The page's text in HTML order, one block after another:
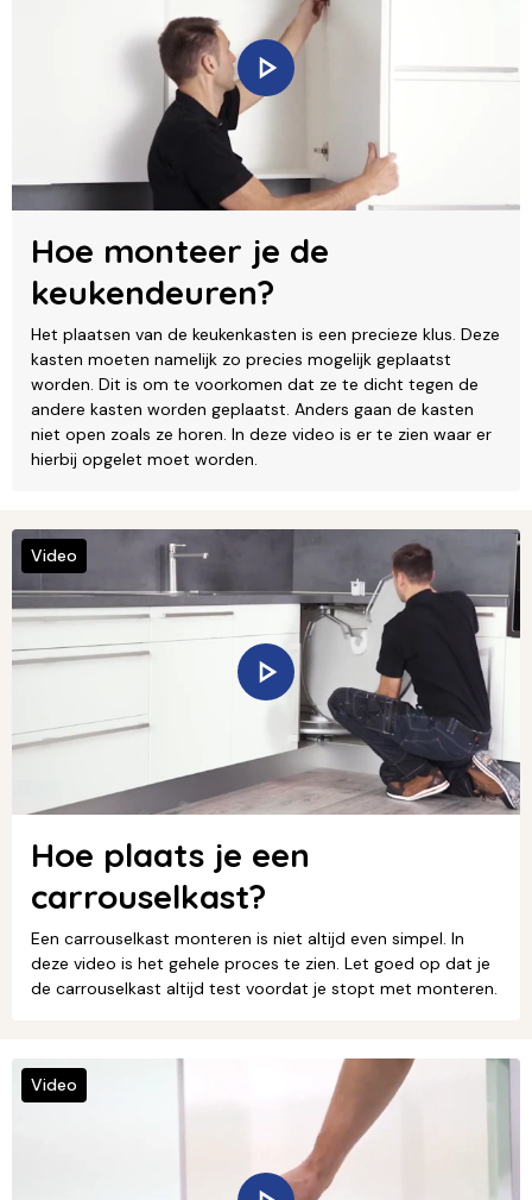
Hoe monteer je de
keukendeuren?
Het plaatsen van de keukenkasten is een precieze klus. Deze
kasten moeten namelijk zo precies mogelijk geplaatst
worden. Dit is om te voorkomen dat ze te dicht tegen de
andere kasten worden geplaatst. Anders gaan de kasten
niet open zoals ze horen. In deze video is er te zien waar er
hierbij opgelet moet worden.
Hoe plaats je een
carrouselkast?
Een carrouselkast monteren is niet altijd even simpel. In
deze video is het gehele proces te zien. Let goed op dat je
de carrouselkast altijd test voordat je stopt met monteren.
Video
Video